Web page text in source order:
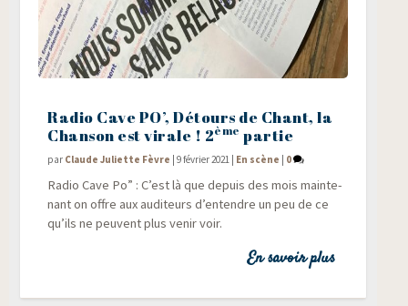
Radio Cave PO’, Détours de Chant, la
Chanson est virale ! 2ème partie
par Claude Juliette Fèvre |9 février 2021 | En scène | 0
Radio Cave Po” : C’est là que depuis des mois main­te­
nant on offre aux audi­teurs d’entendre un peu de ce
qu’ils ne peuvent plus venir voir.
En savoir plus